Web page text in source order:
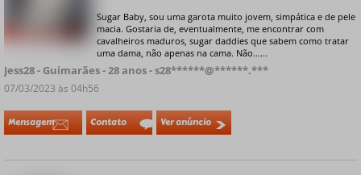
Sugar Baby, sou uma garota muito jovem, simpática e de pele
macia. Gostaria de, eventualmente, me encontrar com
cavalheiros maduros, sugar daddies que sabem como tratar
uma dama, não apenas na cama. Não......
Jess28 - Guimarães - 28 anos - s28******@******.***
07/03/2023 às 04h56
Mensagem Contato Ver anúncio